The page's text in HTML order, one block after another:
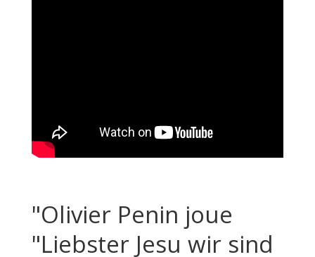
"Olivier Penin joue
"Liebster Jesu wir sind